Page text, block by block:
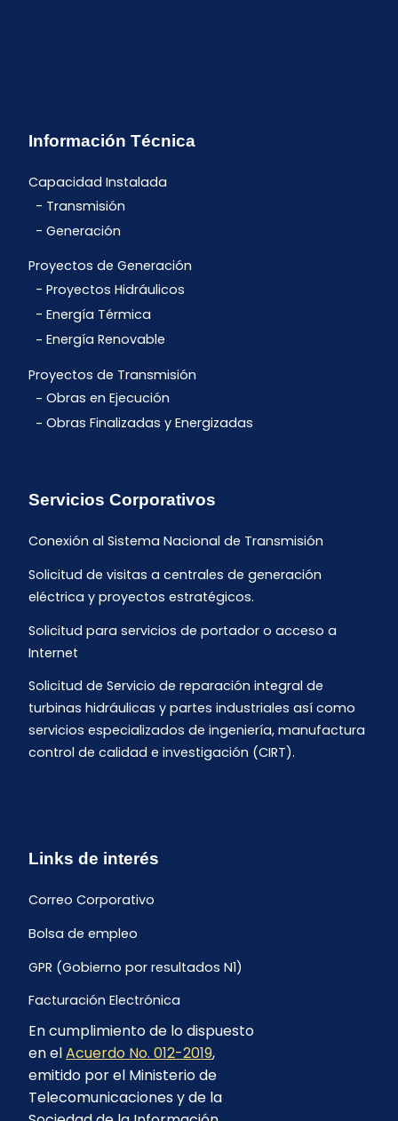
Información Técnica
Capacidad Instalada
Transmisión
Generación
Proyectos de Generación
Proyectos Hidráulicos
Energía Térmica
Energía Renovable
Proyectos de Transmisión
Obras en Ejecución
Obras Finalizadas y Energizadas
Servicios Corporativos
Conexión al Sistema Nacional de Transmisión
Solicitud de visitas a centrales de generación
eléctrica y proyectos estratégicos.
Solicitud para servicios de portador o acceso a
Internet
Solicitud de Servicio de reparación integral de
turbinas hidráulicas y partes industriales así como
servicios especializados de ingeniería, manufactura
control de calidad e investigación (CIRT).
Links de interés
Correo Corporativo
Bolsa de empleo
GPR (Gobierno por resultados N1)
Facturación Electrónica
Archivo Histórico de Facturación
Portal Ambiental y Social
Proyecto Geotérmico Chachimbiro
En cumplimiento de lo dispuesto
en elAcuerdo No. 012-2019,
emitido por el Ministerio de
Telecomunicaciones y de la